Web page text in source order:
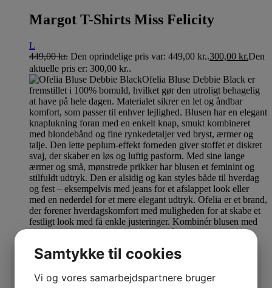
Margot T-Shirts Miss Felicity
L
449,00kr. Den oprindelige pris var: 449,00 kr..300,00 kr.Den
aktuelle pris er: 300,00 kr..
Nyhed
Dette vare har flere varianter. Mulighederne kan
vælges på varesiden
Samtykke til cookies
Vi og vores samarbejdspartnere bruger